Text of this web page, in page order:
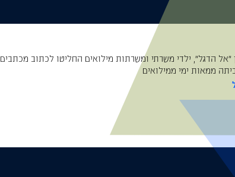
הדגל״, ילדי משרתי ומשרתות מילואים החליטו לכתוב מכתבים
ממאות ימי ממילואים